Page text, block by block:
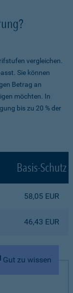
vergleichen.
Sie können
Betrag an
möchten. In
bis zu 20 % der
Basis-Schutz
58,05 EUR
46,43 EUR
Gut zu wissen